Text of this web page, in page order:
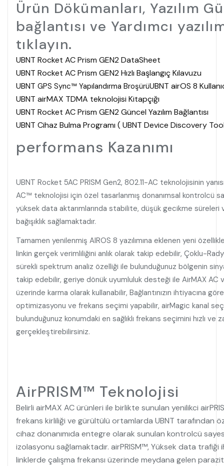
Ürün Dökümanları, Yazılım
bağlantısı ve Yardımcı
tıklayın.
UBNT Rocket AC Prism GEN2 DataSheet
UBNT Rocket AC Prism GEN2 Hızlı Başlangıç Kılavuzu
UBNT GPS Sync™ Yapılandırma BroşürüUBNT airOS 8
UBNT airMAX TDMA teknolojisi Kitapçığı
UBNT Rocket AC Prism GEN2 Güncel Yazılım Bağlantısı
UBNT Cihaz Bulma Programı ( UBNT Device Discovery
performans Kazanımı
UBNT Rocket 5AC PRISM Gen2, 802.11-AC teknolojisinin
AC™ teknolojisi için özel tasarlanmış donanımsal kontrolcü
yüksek data aktarımlarında stabilite, düşük gecikme süreleri
bağışıklık sağlamaktadır.
Tamamen yenilenmiş AIROS 8 yazılımına eklenen yeni
linkin gerçek verimliliğini anlık olarak takip edebilir, Çoklu-
sürekli spektrum analiz özelliği ile bulunduğunuz bölgenin
takip edebilir, geriye dönük uyumluluk desteği ile AirMAX AC
üzerinde karma olarak kullanabilir, Bağlantınızın ihtiyacına
optimizasyonu ve frekans seçimi yapabilir, airMagic kanal
bulunduğunuz konumdaki en sağlıklı frekans seçimini hızlı
gerçekleştirebilirsiniz.
AirPRISM™ Teknolojisi
Belirli airMAX AC ürünleri ile birlikte sunulan yenilikci
frekans kirliliği ve gürültülü ortamlarda UBNT tarafından
cihaz donanımıda entegre olarak sunulan kontrolcü
izolasyonu sağlamaktadır. airPRISM™, Yüksek data trafiği
linklerde çalışma frekansı üzerinde meydana gelen